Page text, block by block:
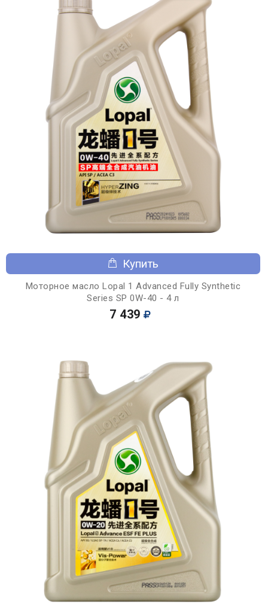
Купить
Моторное масло Lopal 1 Advanced Fully Synthetic
Series SP 0W-40 - 4 л
7 439